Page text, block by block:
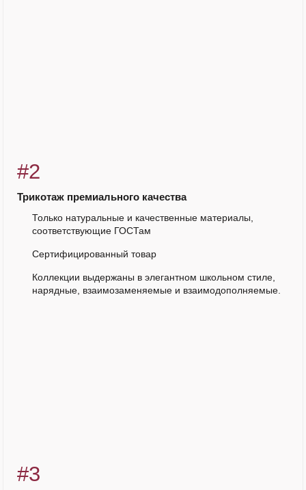
#2
Трикотаж премиального качества
Только натуральные и качественные материалы,
соответствующие ГОСТам
Сертифицированный товар
Коллекции выдержаны в элегантном школьном стиле,
нарядные, взаимозаменяемые и взаимодополняемые.
#3